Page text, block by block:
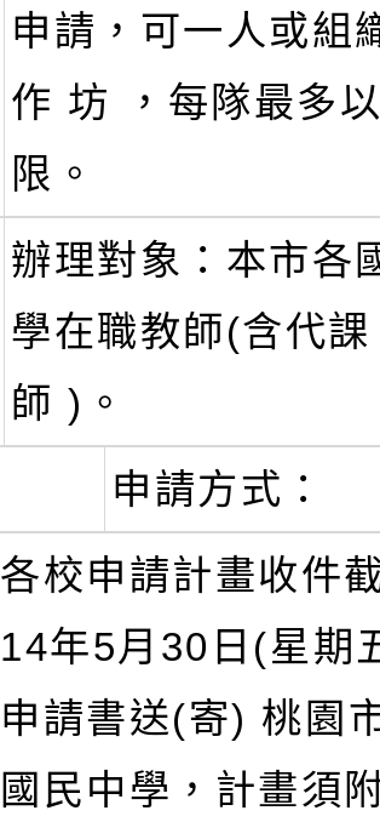
申請，可一人或組
作 坊 ，每隊最多
限。
辦理對象：本市各
學在職教師(含代
師 )。
申請方式：
各校申請計畫收件
14年5月30日(星期
申請書送(寄) 桃園
國民中學，計畫須